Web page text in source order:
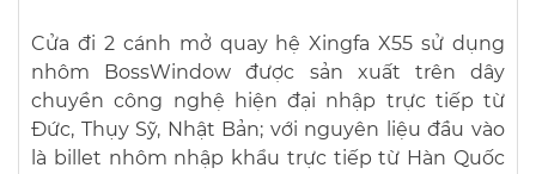
Cửa đi 2 cánh mở quay hệ Xingfa X55 sử dụng
nhôm BossWindow được sản xuất trên dây
chuyền công nghệ hiện đại nhập trực tiếp từ
Đức, Thụy Sỹ, Nhật Bản; với nguyên liệu đầu vào
là billet nhôm nhập khẩu trực tiếp từ Hàn Quốc